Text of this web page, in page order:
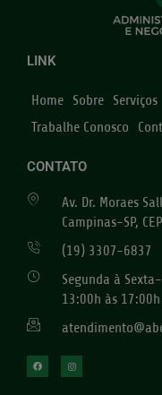
LINK
Home Sobre Serviços
Trabalhe Conosco
CONTATO
Av. Dr. Moraes
Campinas-SP,
(19) 3307-6837
Segunda à
13:00h às 17:00h